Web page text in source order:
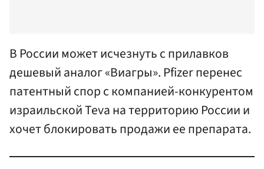
В России может исчезнуть с прилавков
дешевый аналог «Виагры». Pfizer перенес
патентный спор с компанией-конкурентом
израильской Teva на территорию России и
хочет блокировать продажи ее препарата.